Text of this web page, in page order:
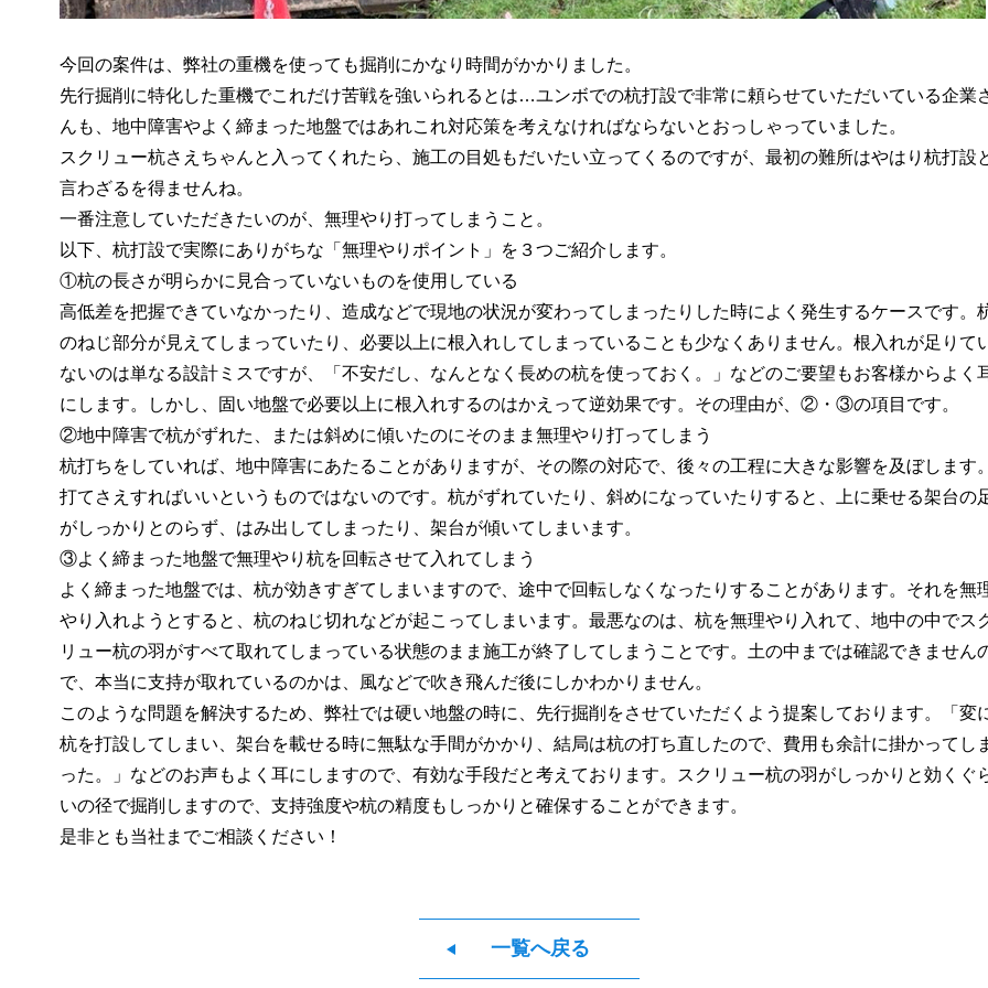
今回の案件は、弊社の重機を使っても掘削にかなり時間がかかりました。
先行掘削に特化した重機でこれだけ苦戦を強いられるとは…ユンボでの杭打設で非常に頼らせていただいている企業
んも、地中障害やよく締まった地盤ではあれこれ対応策を考えなければならないとおっしゃっていました。
スクリュー杭さえちゃんと入ってくれたら、施工の目処もだいたい立ってくるのですが、最初の難所はやはり杭打設
言わざるを得ませんね。
一番注意していただきたいのが、無理やり打ってしまうこと。
以下、杭打設で実際にありがちな「無理やりポイント」を３つご紹介します。
①杭の長さが明らかに見合っていないものを使用している
高低差を把握できていなかったり、造成などで現地の状況が変わってしまったりした時によく発生するケースです。
のねじ部分が見えてしまっていたり、必要以上に根入れしてしまっていることも少なくありません。根入れが足りて
ないのは単なる設計ミスですが、「不安だし、なんとなく長めの杭を使っておく。」などのご要望もお客様からよく
にします。しかし、固い地盤で必要以上に根入れするのはかえって逆効果です。その理由が、②・③の項目です。
②地中障害で杭がずれた、または斜めに傾いたのにそのまま無理やり打ってしまう
杭打ちをしていれば、地中障害にあたることがありますが、その際の対応で、後々の工程に大きな影響を及ぼします。
打てさえすればいいというものではないのです。杭がずれていたり、斜めになっていたりすると、上に乗せる架台の
がしっかりとのらず、はみ出してしまったり、架台が傾いてしまいます。
③よく締まった地盤で無理やり杭を回転させて入れてしまう
よく締まった地盤では、杭が効きすぎてしまいますので、途中で回転しなくなったりすることがあります。それを無
やり入れようとすると、杭のねじ切れなどが起こってしまいます。最悪なのは、杭を無理やり入れて、地中の中でス
リュー杭の羽がすべて取れてしまっている状態のまま施工が終了してしまうことです。土の中までは確認できません
で、本当に支持が取れているのかは、風などで吹き飛んだ後にしかわかりません。
このような問題を解決するため、弊社では硬い地盤の時に、先行掘削をさせていただくよう提案しております。「変
杭を打設してしまい、架台を載せる時に無駄な手間がかかり、結局は杭の打ち直したので、費用も余計に掛かってし
った。」などのお声もよく耳にしますので、有効な手段だと考えております。スクリュー杭の羽がしっかりと効くぐ
いの径で掘削しますので、支持強度や杭の精度もしっかりと確保することができます。
是非とも当社までご相談ください！
一覧へ戻る